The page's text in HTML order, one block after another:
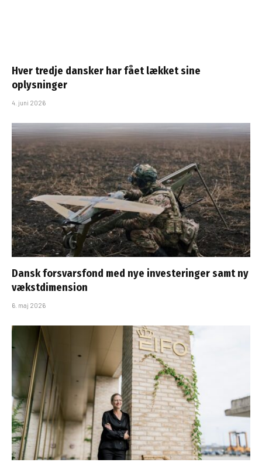
Hver tredje dansker har fået lækket sine
oplysninger
4. juni 2026
Dansk forsvarsfond med nye investeringer samt ny
vækstdimension
6. maj 2026